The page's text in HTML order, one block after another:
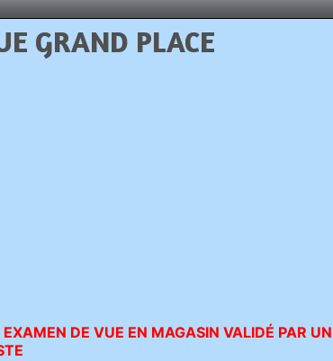
GRAND PLACE
DE VUE EN MAGASIN VALIDÉ PAR UN